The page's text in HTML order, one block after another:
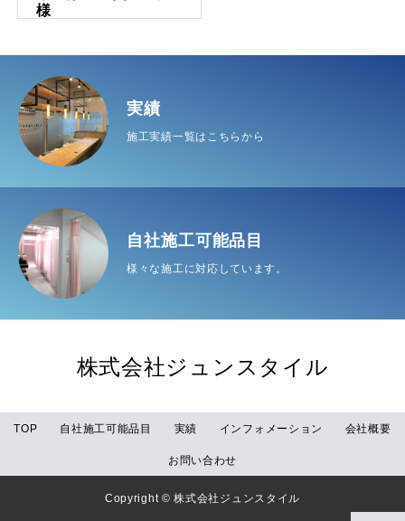
様
実績
施工実績一覧はこちらから
自社施工可能品目
様々な施工に対応しています。
株式会社ジュンスタイル
TOP 自社施工可能品目 実績 インフォメーション 会社概要
お問い合わせ
Copyright © 株式会社ジュンスタイル